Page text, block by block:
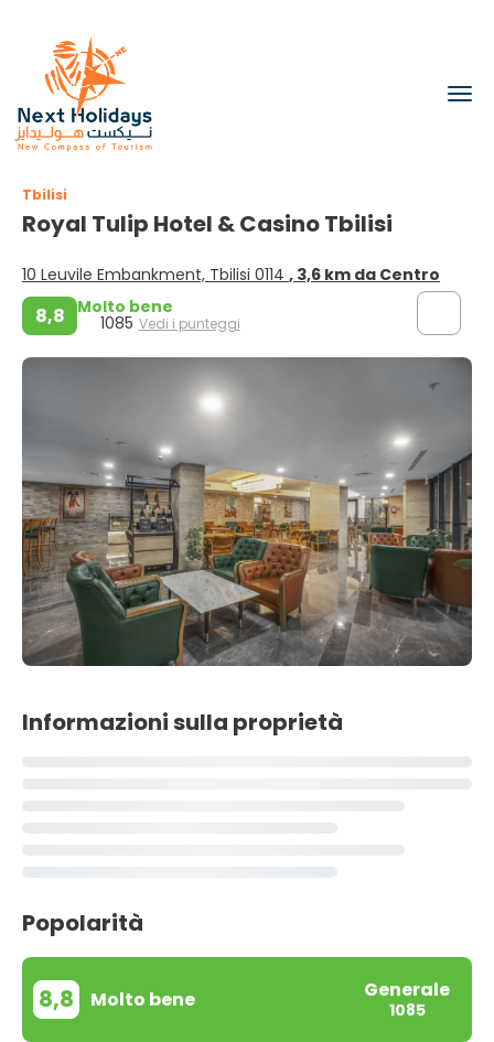
Tbilisi
Royal Tulip Hotel & Casino Tbilisi
10 Leuvile Embankment, Tbilisi 0114 , 3,6 km da Centro
8,8 Molto bene
1085 Vedi i punteggi
Informazioni sulla proprietà
Popolarità
8,8 Molto bene Generale
1085